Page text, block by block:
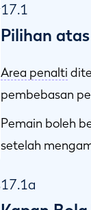
17.1
Pilihan
Area penalti
pembebasan
Pemain boleh
setelah
17.1a